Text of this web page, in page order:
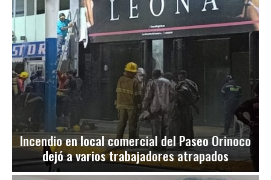
Incendio en local comercial del Paseo Orinoco
dejó a varios trabajadores atrapados